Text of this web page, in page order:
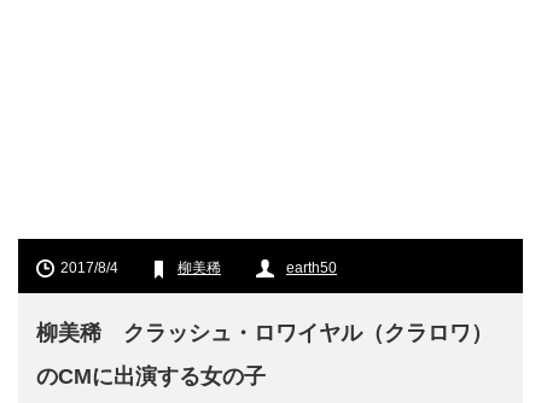
2017/8/4 柳美稀 earth50
柳美稀 クラッシュ・ロワイヤル（クラロワ）
のCMに出演する女の子